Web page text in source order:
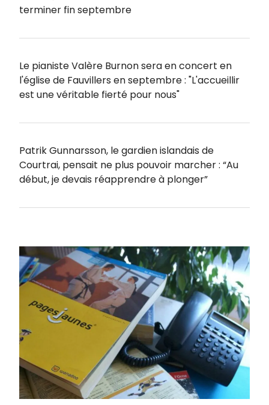
terminer fin septembre
Le pianiste Valère Burnon sera en concert en
l'église de Fauvillers en septembre : "L'accueillir
est une véritable fierté pour nous"
Patrik Gunnarsson, le gardien islandais de
Courtrai, pensait ne plus pouvoir marcher : “Au
début, je devais réapprendre à plonger”